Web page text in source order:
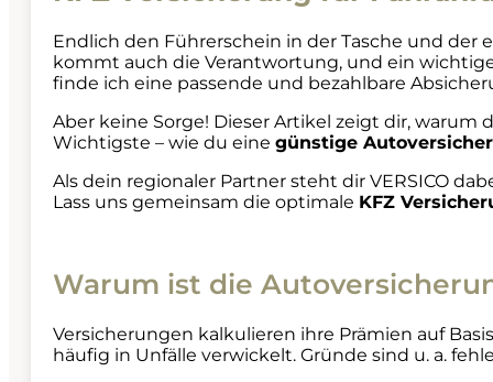
Endlich den Führerschein in der Tasche und
kommt auch die Verantwortung, und ein
finde ich eine passende und bezahlbare
Aber keine Sorge! Dieser Artikel zeigt dir,
Wichtigste – wie du eine günstige
Als dein regionaler Partner steht dir VERSICO
Lass uns gemeinsam die optimale KFZ
Warum ist die
Versicherungen kalkulieren ihre Prämien auf
häufig in Unfälle verwickelt. Gründe sind u. a.